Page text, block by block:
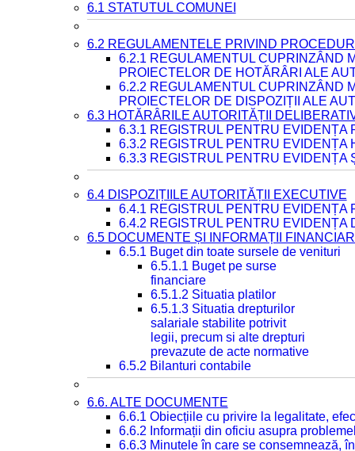
6.1 STATUTUL COMUNEI
6.2 REGULAMENTELE PRIVIND
6.2.1 REGULAMENTUL CUPRINZÂND
PROIECTELOR DE HOTĂRÂRI ALE
6.2.2 REGULAMENTUL CUPRINZÂND
PROIECTELOR DE DISPOZIȚII ALE
6.3 HOTĂRÂRILE AUTORITĂȚII
6.3.1 REGISTRUL PENTRU EVIDENȚA
6.3.2 REGISTRUL PENTRU EVIDENȚA
6.3.3 REGISTRUL PENTRU EVIDENȚA
6.4 DISPOZIȚIILE AUTORITĂȚII EXECUTIVE
6.4.1 REGISTRUL PENTRU EVIDENȚA
6.4.2 REGISTRUL PENTRU EVIDENȚA
6.5 DOCUMENTE ȘI INFORMAȚII
6.5.1 Buget din toate sursele de venituri
6.5.1.1 Buget pe surse
financiare
6.5.1.2 Situatia platilor
6.5.1.3 Situatia drepturilor
salariale stabilite potrivit
legii, precum si alte drepturi
prevazute de acte normative
6.5.2 Bilanturi contabile
6.6. ALTE DOCUMENTE
6.6.1 Obiecțiile cu privire la legalitate,
6.6.2 Informații din oficiu asupra
6.6.3 Minutele în care se consemnează,